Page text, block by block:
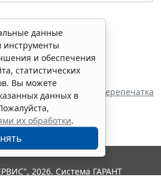
все материалы
области
Перепечатка
данные
инструменты
и обеспечения
статистических
Вы можете
данных в
их обработки.
2026. Система ГАРАНТ